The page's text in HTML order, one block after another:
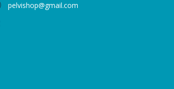
pelvishop@gmail.com